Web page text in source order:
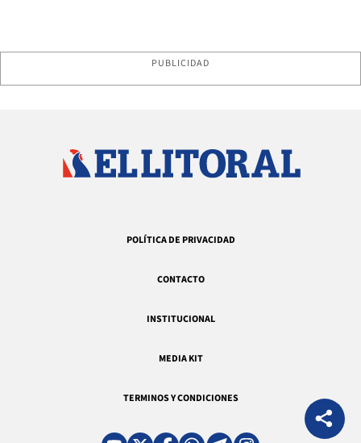
PUBLICIDAD
POLÍTICA DE PRIVACIDAD
CONTACTO
INSTITUCIONAL
MEDIA KIT
TERMINOS Y CONDICIONES